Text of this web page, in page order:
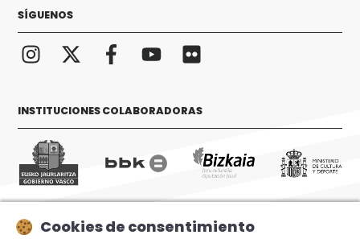
SÍGUENOS
INSTITUCIONES COLABORADORAS
Cookies de consentimiento